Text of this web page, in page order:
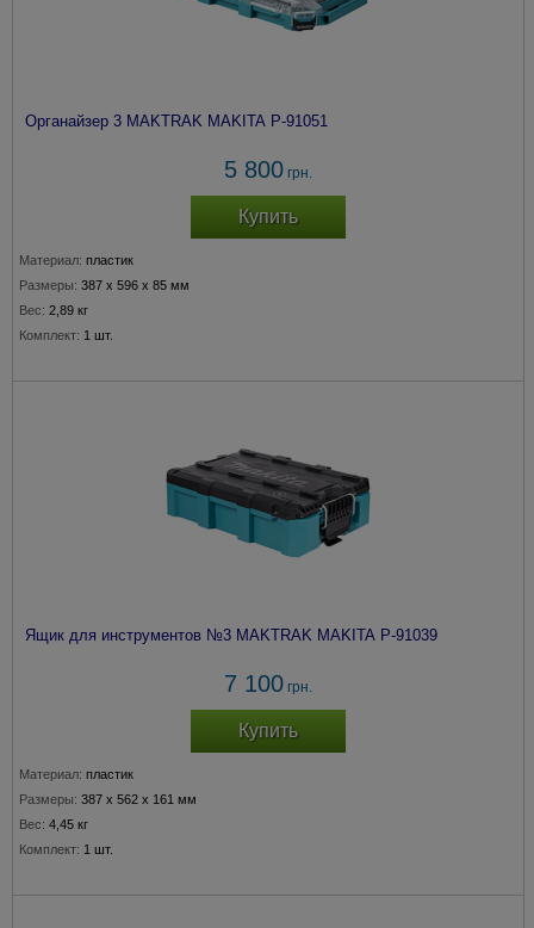
Органайзер 3 MAKTRAK MAKITA P-91051
5 800 грн.
Купить
Материал: пластик
Размеры: 387 x 596 x 85 мм
Вес: 2,89 кг
Комплект: 1 шт.
Ящик для инструментов №3 MAKTRAK MAKITA P-91039
7 100 грн.
Купить
Материал: пластик
Размеры: 387 x 562 x 161 мм
Вес: 4,45 кг
Комплект: 1 шт.